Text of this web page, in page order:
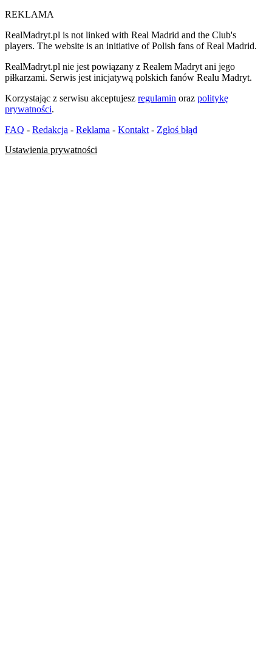
REKLAMA
RealMadryt.pl is not linked with Real Madrid and the Club's
players. The website is an initiative of Polish fans of Real Madrid.
RealMadryt.pl nie jest powiązany z Realem Madryt ani jego
piłkarzami. Serwis jest inicjatywą polskich fanów Realu Madryt.
Korzystając z serwisu akceptujesz regulamin oraz politykę
prywatności.
FAQ - Redakcja - Reklama - Kontakt - Zgłoś błąd
Ustawienia prywatności